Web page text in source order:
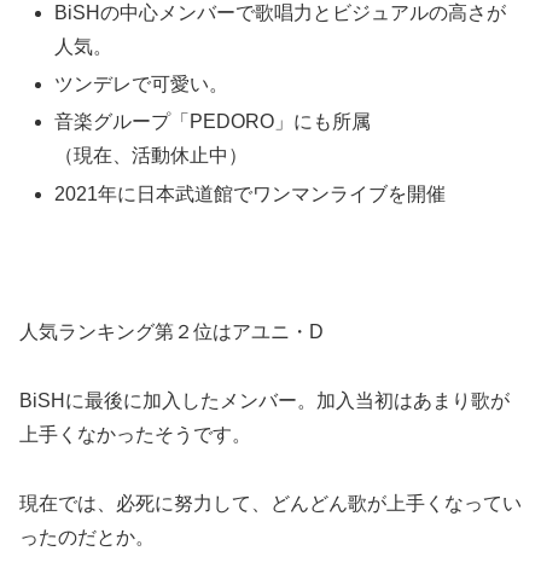
BiSHの中心メンバーで歌唱力とビジュアルの高さが
人気。
ツンデレで可愛い。
音楽グループ「PEDORO」にも所属
（現在、活動休止中）
2021年に日本武道館でワンマンライブを開催
人気ランキング第２位はアユニ・D
BiSHに最後に加入したメンバー。加入当初はあまり歌が
上手くなかったそうです。
現在では、必死に努力して、どんどん歌が上手くなってい
ったのだとか。